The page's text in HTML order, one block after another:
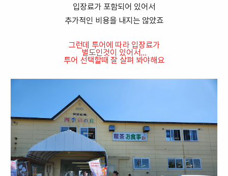
입장료가 포함되어 있어서
추가적인 비용을 내지는 않았죠
그런데 투어에 따라 입장료가
별도인것이 있어서...
투어 선택할때 잘 살펴 봐야해요